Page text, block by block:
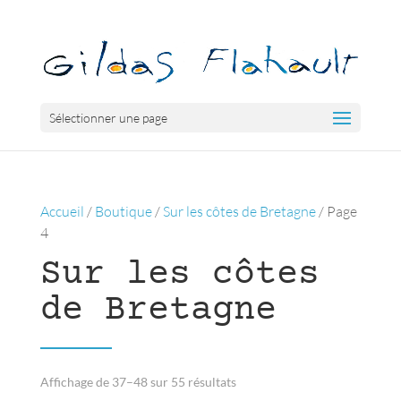
Sélectionner une page
Accueil / Boutique/ Sur les côtes de Bretagne/ Page
4
Sur les côtes
de Bretagne
Affichage de 37–48 sur 55 résultatsTrié